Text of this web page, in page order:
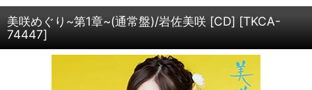
美咲めぐり~第1章~(通常盤)/岩佐美咲 [CD] [TKCA-
74447]